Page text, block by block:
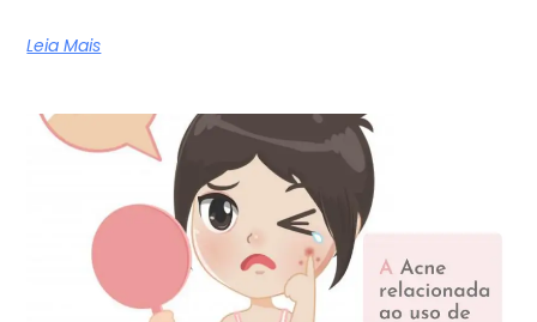
Leia Mais